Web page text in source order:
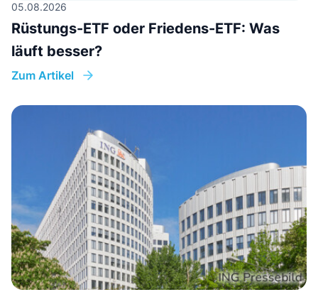
05.08.2026
Rüstungs-ETF oder Friedens-ETF: Was
läuft besser?
Zum Artikel